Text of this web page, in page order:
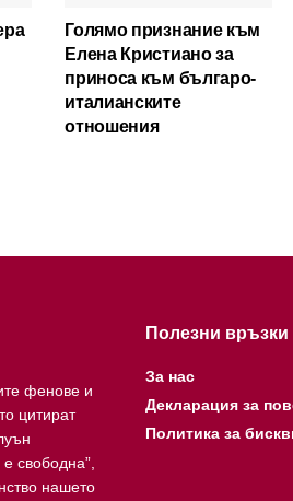
Голямо признание към
Елена Кристиано за
приноса към българо-
италианските
отношения
фенове и
цитират
свободна”,
нашето
Полезни връзки
За нас
Декларация за
Политика за